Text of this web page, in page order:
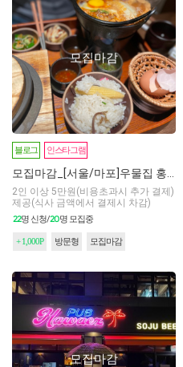
모집마감
블로그 인스타그램
2인 이상 5만원(비용초과시 추가 결제)
제공(식사 금액에서 결제시 차감)
22명 신청/20명 모집중
+ 1,000P 방문형 모집마감
모집마감